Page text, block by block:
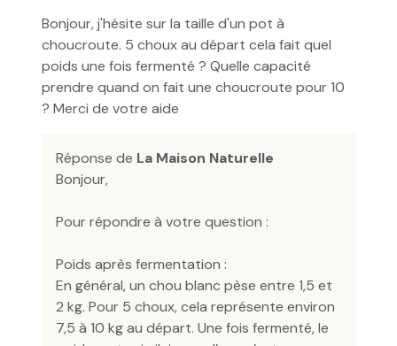
Bonjour, j'hésite sur la taille d'un pot à
choucroute. 5 choux au départ cela fait quel
poids une fois fermenté ? Quelle capacité
prendre quand on fait une choucroute pour 10
? Merci de votre aide
Réponse de La Maison Naturelle
Bonjour,
Pour répondre à votre question :
Poids après fermentation :
En général, un chou blanc pèse entre 1,5 et
2 kg. Pour 5 choux, cela représente environ
7,5 à 10 kg au départ. Une fois fermenté, le